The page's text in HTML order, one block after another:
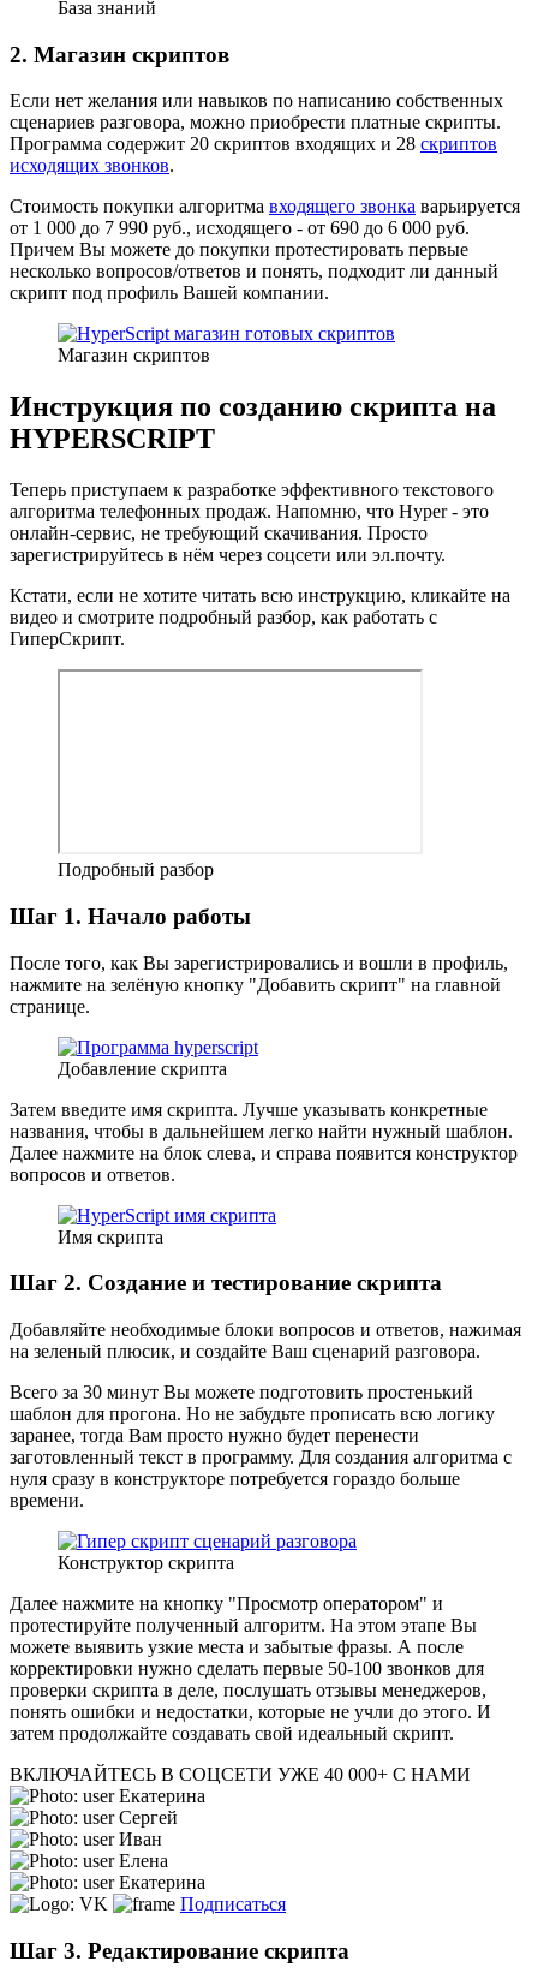
База знаний
2. Магазин скриптов
Если нет желания или навыков по написанию собственных
сценариев разговора, можно приобрести платные скрипты.
Программа содержит 20 скриптов входящих и 28 скриптов
исходящих звонков.
Стоимость покупки алгоритма входящего звонка варьируется
от 1 000 до 7 990 руб., исходящего - от 690 до 6 000 руб.
Причем Вы можете до покупки протестировать первые
несколько вопросов/ответов и понять, подходит ли данный
скрипт под профиль Вашей компании.
Магазин скриптов
Инструкция по созданию скрипта на
HYPERSCRIPT
Теперь приступаем к разработке эффективного текстового
алгоритма телефонных продаж. Напомню, что Hyper - это
онлайн-сервис, не требующий скачивания. Просто
зарегистрируйтесь в нём через соцсети или эл.почту.
Кстати, если не хотите читать всю инструкцию, кликайте на
видео и смотрите подробный разбор, как работать с
ГиперСкрипт.
Подробный разбор
Шаг 1. Начало работы
После того, как Вы зарегистрировались и вошли в профиль,
нажмите на зелёную кнопку "Добавить скрипт" на главной
странице.
Добавление скрипта
Затем введите имя скрипта. Лучше указывать конкретные
названия, чтобы в дальнейшем легко найти нужный шаблон.
Далее нажмите на блок слева, и справа появится конструктор
вопросов и ответов.
Имя скрипта
Шаг 2. Создание и тестирование скрипта
Добавляйте необходимые блоки вопросов и ответов, нажимая
на зеленый плюсик, и создайте Ваш сценарий разговора.
Всего за 30 минут Вы можете подготовить простенький
шаблон для прогона. Но не забудьте прописать всю логику
заранее, тогда Вам просто нужно будет перенести
заготовленный текст в программу. Для создания алгоритма с
нуля сразу в конструкторе потребуется гораздо больше
времени.
Конструктор скрипта
Далее нажмите на кнопку "Просмотр оператором" и
протестируйте полученный алгоритм. На этом этапе Вы
можете выявить узкие места и забытые фразы. А после
корректировки нужно сделать первые 50-100 звонков для
проверки скрипта в деле, послушать отзывы менеджеров,
понять ошибки и недостатки, которые не учли до этого. И
затем продолжайте создавать свой идеальный скрипт.
ВКЛЮЧАЙТЕСЬ В СОЦСЕТИ УЖЕ 40 000+ С НАМИ
Екатерина
Сергей
Иван
Елена
Екатерина
Подписаться
Шаг 3. Редактирование скрипта